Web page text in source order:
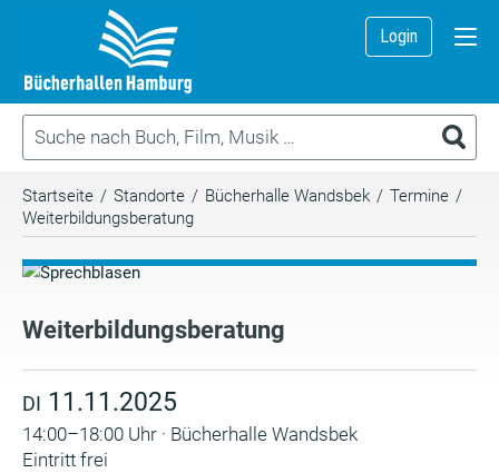
Login
Startseite / Standorte / Bücherhalle Wandsbek / Termine /
Weiterbildungsberatung
Weiterbildungsberatung
DI 11.11.2025
14:00–18:00 Uhr · Bücherhalle Wandsbek
Eintritt frei